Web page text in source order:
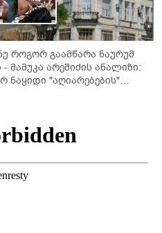
როგორ გაამწარა ნაურუმ
მამუკა არეშიძის ანალიზი:
ნაყიდი "აღიარებების"